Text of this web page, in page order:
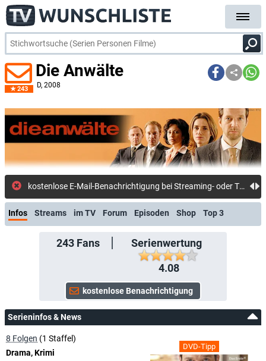
243
Die Anwälte
D, 2008
kostenlose E-Mail-Ben
Infos Streams im TV Forum Episoden Shop Top 3
243Fans
Serienwertung
4.08
Serieninfos & News
DVD-Tipp
8 Folgen (1 Staffel)
Drama, Krimi